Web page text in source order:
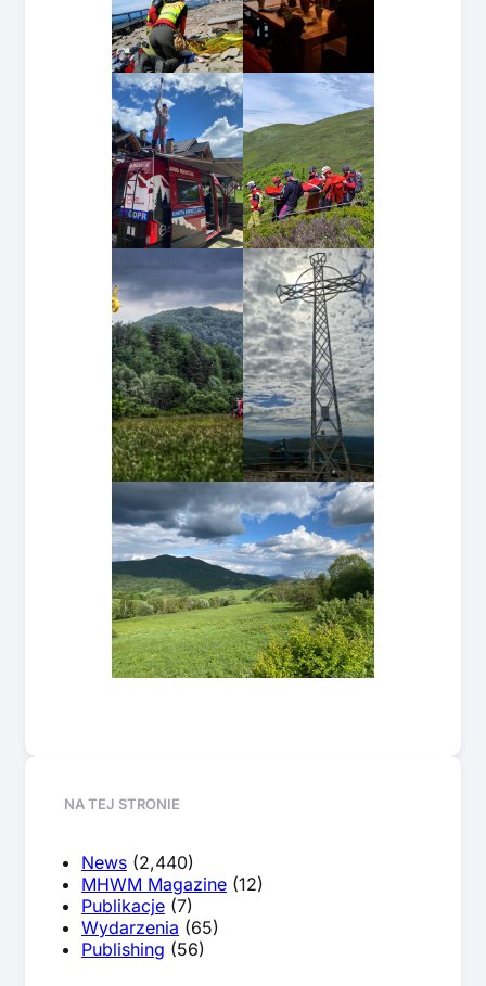
NA TEJ STRONIE
News (2,440)
MHWM Magazine (12)
Publikacje (7)
Wydarzenia (65)
Publishing (56)